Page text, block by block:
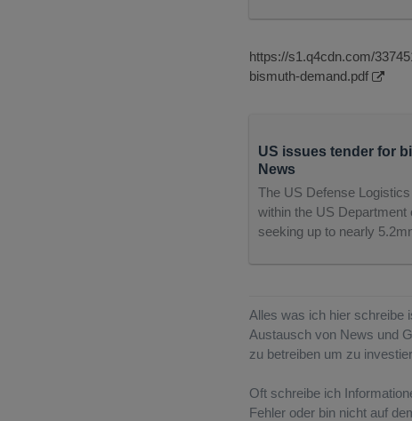
https://s1.q4cdn.com/
bismuth-demand.pdf
US issues tender for
News
The US Defense
within the US
seeking up to nearly
Alles was ich hier schreibe
Austausch von News und
zu betreiben um zu
Oft schreibe ich
Fehler oder bin nicht auf